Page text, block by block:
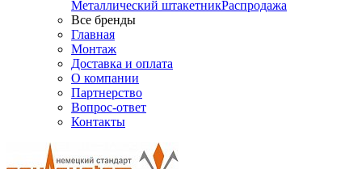
Металлический штакетникРаспродажа
Все бренды
Главная
Монтаж
Доставка и оплата
О компании
Партнерство
Вопрос-ответ
Контакты